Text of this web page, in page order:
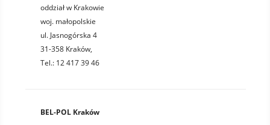
oddział w Krakowie
woj. małopolskie
ul. Jasnogórska 4
31-358 Kraków,
Tel.: 12 417 39 46
BEL-POL Kraków